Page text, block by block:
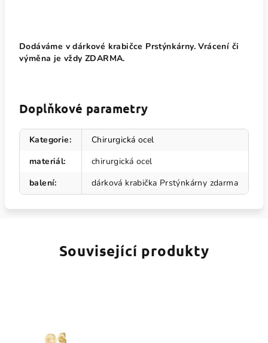
Dodáváme v dárkové krabičce Prstýnkárny. Vrácení či
výměna je vždy ZDARMA.
Doplňkové parametry
Kategorie:
Chirurgická ocel
materiál:
chirurgická ocel
balení: dárková krabička Prstýnkárny zdarma
Související produkty